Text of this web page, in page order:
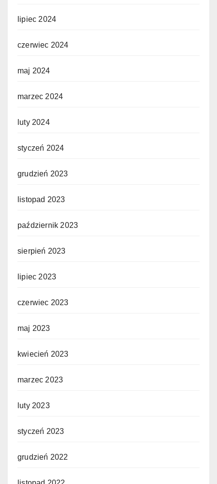
lipiec 2024
czerwiec 2024
maj 2024
marzec 2024
luty 2024
styczeń 2024
grudzień 2023
listopad 2023
październik 2023
sierpień 2023
lipiec 2023
czerwiec 2023
maj 2023
kwiecień 2023
marzec 2023
luty 2023
styczeń 2023
grudzień 2022